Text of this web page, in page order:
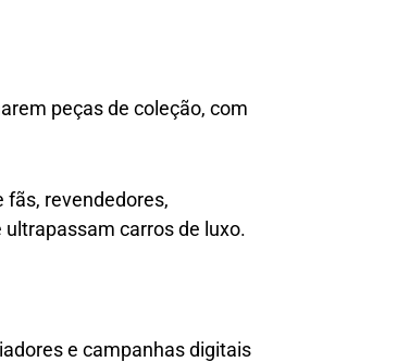
peças de coleção, com
revendedores,
carros de luxo.
e campanhas digitais